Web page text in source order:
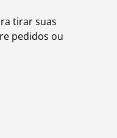
tirar suas
pedidos ou